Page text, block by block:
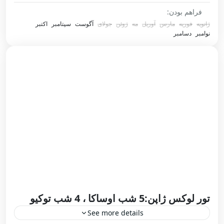
پکن,چنگدو,چین,ژانک جیاجی,شانگهای,گوانگژو,
گولین
1 Person
فراهم بودن:
ژانویه فوریه مارس آوریل مه ژوئن جولای آگوست سپتامبر
اکتبر
نوامبر
دسامبر
تور لوکس ژاپن:5 شب اوساکا ، 4 شب توکیو
See more details